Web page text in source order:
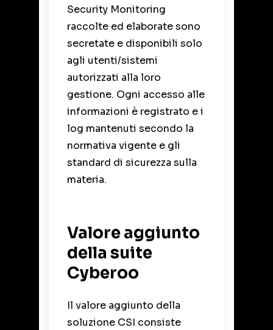
Security Monitoring
raccolte ed elaborate sono
secretate e disponibili solo
agli utenti/sistemi
autorizzati alla loro
gestione. Ogni accesso alle
informazioni è registrato e i
log mantenuti secondo la
normativa vigente e gli
standard di sicurezza sulla
materia.
Valore aggiunto
della suite
Cyberoo
Il valore aggiunto della
soluzione CSI consiste